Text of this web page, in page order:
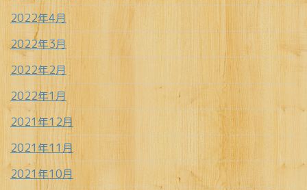
2022年4月
2022年3月
2022年2月
2022年1月
2021年12月
2021年11月
2021年10月